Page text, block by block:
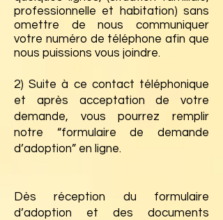
professionnelle et habitation) sans
omettre de nous communiquer
votre numéro de téléphone afin que
nous puissions vous joindre.
2) Suite à ce contact téléphonique
et après acceptation de votre
demande, vous pourrez remplir
notre “formulaire de demande
d’adoption” en ligne.
Dès réception du formulaire
d’adoption et des documents